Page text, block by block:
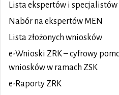
Lista ekspertów i specjalistów
Nabór na ekspertów MEN
Lista złożonych wniosków
e-Wnioski ZRK – cyfrowy
wniosków w ramach ZSK
e-Raporty ZRK